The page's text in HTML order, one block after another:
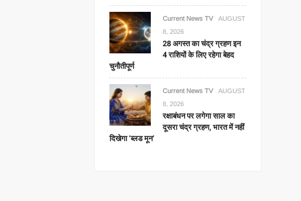
Current News TV
AUGUST
8, 2026
28 अगस्त का चंद्र ग्रहण इन
4 राशियों के लिए रहेगा बेहद
चुनौतीपूर्ण
Current News TV
AUGUST
8, 2026
रक्षाबंधन पर लगेगा साल का
दूसरा चंद्र ग्रहण, भारत में नहीं
दिखेगा ‘ब्लड मून’